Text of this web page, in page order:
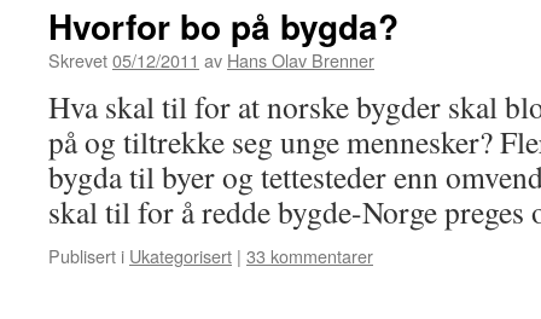
Hvorfor bo på bygda?
Skrevet05/12/2011 av Hans Olav Brenner
Hva skal til for at norske bygder skal
på og tiltrekke seg unge mennesker?
bygda til byer og tettesteder enn
skal til for å redde bygde-Norge
Publisert i Ukategorisert | 33 kommentarer